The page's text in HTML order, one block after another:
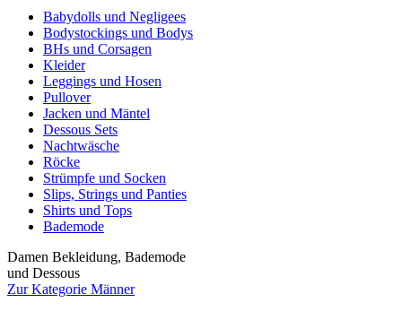
Babydolls und Negligees
Bodystockings und Bodys
BHs und Corsagen
Kleider
Leggings und Hosen
Pullover
Jacken und Mäntel
Dessous Sets
Nachtwäsche
Röcke
Strümpfe und Socken
Slips, Strings und Panties
Shirts und Tops
Bademode
Damen Bekleidung, Bademode
und Dessous
Zur Kategorie Männer